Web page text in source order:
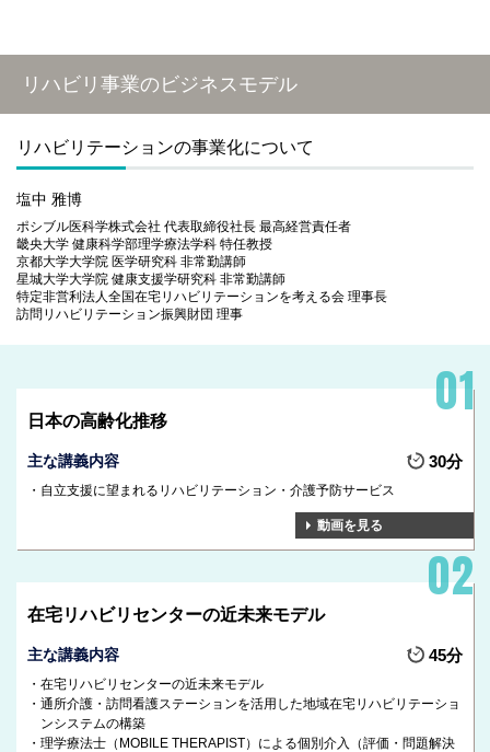
リハビリ事業のビジネスモデル
リハビリテーションの事業化について
塩中 雅博
ポシブル医科学株式会社 代表取締役社長 最高経営責任者
畿央大学 健康科学部理学療法学科 特任教授
京都大学大学院 医学研究科 非常勤講師
星城大学大学院 健康支援学研究科 非常勤講師
特定非営利法人全国在宅リハビリテーションを考える会 理事長
訪問リハビリテーション振興財団 理事
日本の高齢化推移
主な講義内容 30分
自立支援に望まれるリハビリテーション・介護予防サービス
動画を見る
在宅リハビリセンターの近未来モデル
主な講義内容 45分
在宅リハビリセンターの近未来モデル
通所介護・訪問看護ステーションを活用した地域在宅リハビリテーショ
ンシステムの構築
理学療法士（MOBILE THERAPIST）による個別介入（評価・問題解決